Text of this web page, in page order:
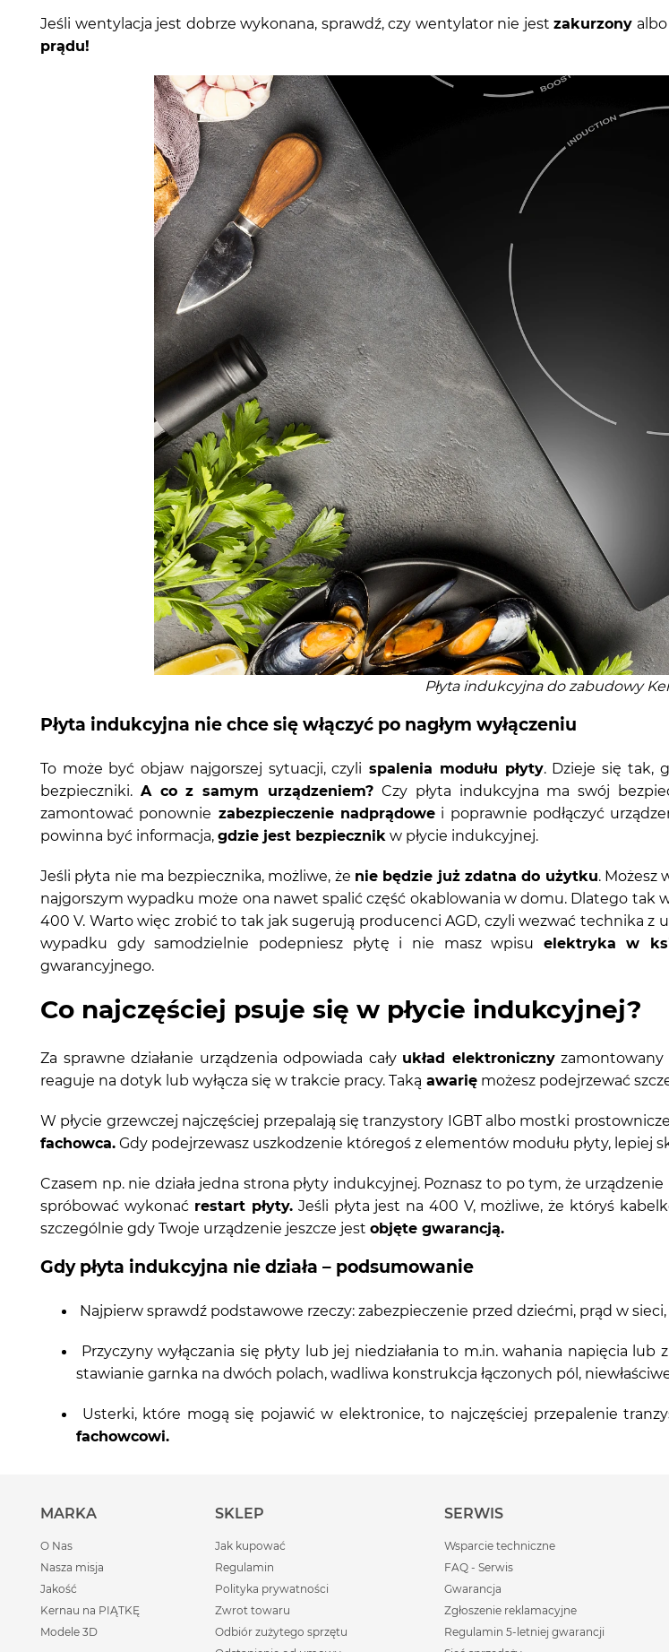
Jeśli wentylacja jest dobrze wykonana, sprawdź, czy wentylator nie jestzakurzony
prądu!
Płyta indukcyjna do zabudowy
Płyta indukcyjna nie chce się włączyć po nagłym wyłączeniu
To może być objaw najgorszej sytuacji, czyli spalenia modułu płyty. Dzieje się tak,
bezpieczniki. A co z samym urządzeniem? Czy płyta indukcyjna ma swój
zamontować ponownie zabezpieczenie nadprądowei poprawnie podłączyć
powinna być informacja, gdzie jest bezpiecznik w płycie indukcyjnej.
Jeśli płyta nie ma bezpiecznika, możliwe, że nie będzie już zdatna do użytku. Możesz
najgorszym wypadku może ona nawet spalić część okablowania w domu. Dlatego tak
400 V. Warto więc zrobić to tak jak sugerują producenci AGD, czyli wezwać technika z
wypadku gdy samodzielnie podepniesz płytę i nie masz wpisu elektryka w
gwarancyjnego.
Co najczęściej psuje się w płycie indukcyjnej?
Za sprawne działanie urządzenia odpowiada cały układ elektronicznyzamontowany
reaguje na dotyk lub wyłącza się w trakcie pracy. Taką awarię możesz podejrzewać
W płycie grzewczej najczęściej przepalają się tranzystory IGBT albo mostki
fachowca. Gdy podejrzewasz uszkodzenie któregoś z elementów modułu płyty, lepiej
Czasem np. nie działa jedna strona płyty indukcyjnej. Poznasz to po tym, że
spróbować wykonaćrestart płyty. Jeśli płyta jest na 400 V, możliwe, że któryś
szczególnie gdy Twoje urządzenie jeszcze jest objęte gwarancją.
Gdy płyta indukcyjna nie działa – podsumowanie
Najpierw sprawdź podstawowe rzeczy: zabezpieczenie przed dziećmi, prąd w
Przyczyny wyłączania się płyty lub jej niedziałania to m.in. wahania napięcia lub
stawianie garnka na dwóch polach, wadliwa konstrukcja łączonych pól,
Usterki, które mogą się pojawić w elektronice, to najczęściej przepalenie
fachowcowi.
MARKA
O Nas
Nasza misja
Jakość
Kernau na PIĄTKĘ
Modele 3D
SKLEP
Jak kupować
Regulamin
Polityka prywatności
Zwrot towaru
Odbiór zużytego sprzętu
SERWIS
Wsparcie techniczne
FAQ - Serwis
Gwarancja
Zgłoszenie reklamacyjne
Regulamin 5-letniej gwarancji